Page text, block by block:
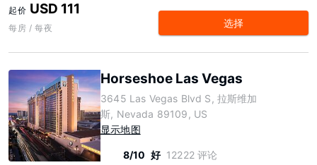
起价 USD 111
每房 / 每夜 选择
Horseshoe Las Vegas
3645 Las Vegas Blvd S, 拉斯维加
斯, Nevada 89109, US
显示地图
8/10 好 12222 评论